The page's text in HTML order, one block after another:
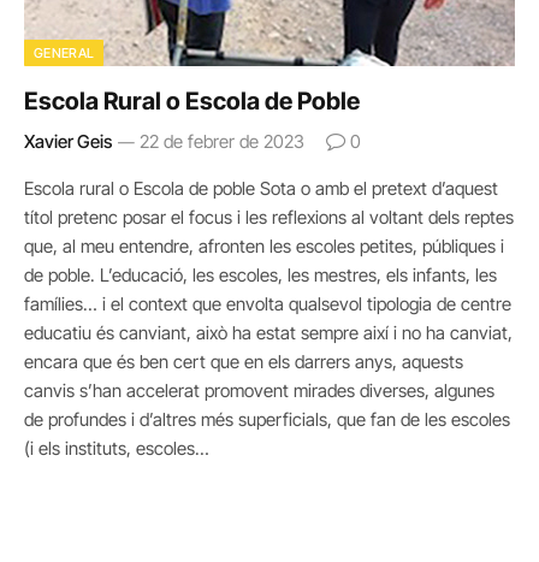
GENERAL
Escola Rural o Escola de Poble
Xavier Geis 22 de febrer de 2023 0
Escola rural o Escola de poble Sota o amb el pretext d’aquest
títol pretenc posar el focus i les reflexions al voltant dels reptes
que, al meu entendre, afronten les escoles petites, públiques i
de poble. L’educació, les escoles, les mestres, els infants, les
famílies… i el context que envolta qualsevol tipologia de centre
educatiu és canviant, això ha estat sempre així i no ha canviat,
encara que és ben cert que en els darrers anys, aquests
canvis s’han accelerat promovent mirades diverses, algunes
de profundes i d’altres més superficials, que fan de les escoles
(i els instituts, escoles…